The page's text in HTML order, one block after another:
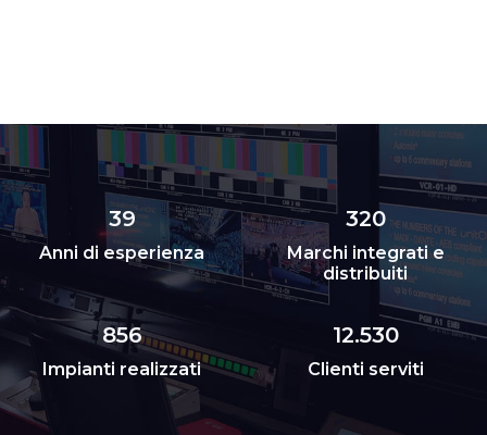
39
Anni di esperienza
320
Marchi integrati e
distribuiti
856
Impianti realizzati
12.530
Clienti serviti